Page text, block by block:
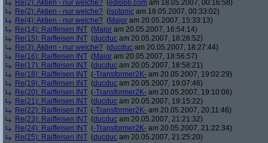
Re(2): Aktien - nur welche? (edi666.com am 18.05.2007, 00:16:58)
Re(2): Aktien - nur welche? (isotonic am 18.05.2007, 00:33:02)
Re(4): Aktien - nur welche? (Major am 20.05.2007, 15:33:13)
Re(14): Raiffeisen INT (Major am 20.05.2007, 16:54:14)
Re(15): Raiffeisen INT (ducduc am 20.05.2007, 18:26:52)
Re(3): Aktien - nur welche? (ducduc am 20.05.2007, 18:27:44)
Re(16): Raiffeisen INT (Major am 20.05.2007, 18:56:57)
Re(17): Raiffeisen INT (ducduc am 20.05.2007, 18:58:21)
Re(18): Raiffeisen INT (-Transformer2K- am 20.05.2007, 19:02:29)
Re(19): Raiffeisen INT (ducduc am 20.05.2007, 19:07:46)
Re(20): Raiffeisen INT (-Transformer2K- am 20.05.2007, 19:10:06)
Re(21): Raiffeisen INT (ducduc am 20.05.2007, 19:15:22)
Re(22): Raiffeisen INT (-Transformer2K- am 20.05.2007, 20:11:46)
Re(23): Raiffeisen INT (ducduc am 20.05.2007, 21:21:32)
Re(24): Raiffeisen INT (-Transformer2K- am 20.05.2007, 21:22:34)
Re(25): Raiffeisen INT (ducduc am 20.05.2007, 21:25:20)